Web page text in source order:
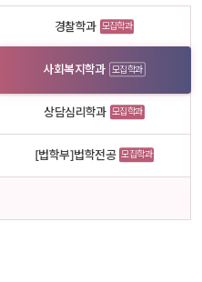
경찰학과 모집학과
사회복지학과 모집학과
상담심리학과 모집학과
[법학부]법학전공 모집학과